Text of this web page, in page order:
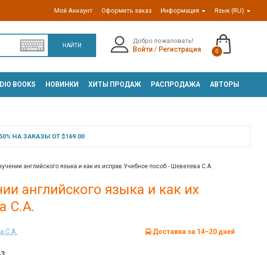
Мой Аккаунт Оформить заказ Информация Язык (RU)
НАЙТИ
Добро пожаловать!
Войти / Регистрация 0
BOOKS НОВИНКИ ХИТЫ ПРОДАЖ РАСПРОДАЖА АВТОРЫ
НА ЗАКАЗЫ ОТ $169.00
английского языка и как их исправ.Учебное пособ - Шевелева С.А.
английского языка и как их
С.А.
С.А. Доставка за 14–20 дней